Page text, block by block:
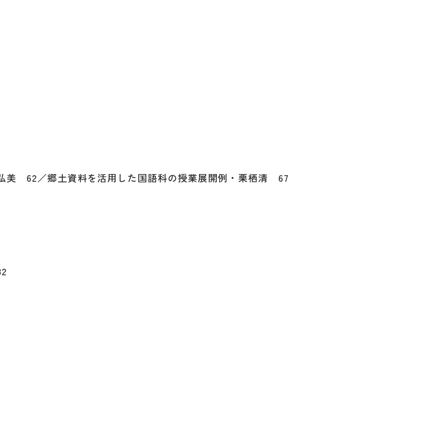
美 62／郷土資料を活用した国語科の授業展開例・栗栖清 67